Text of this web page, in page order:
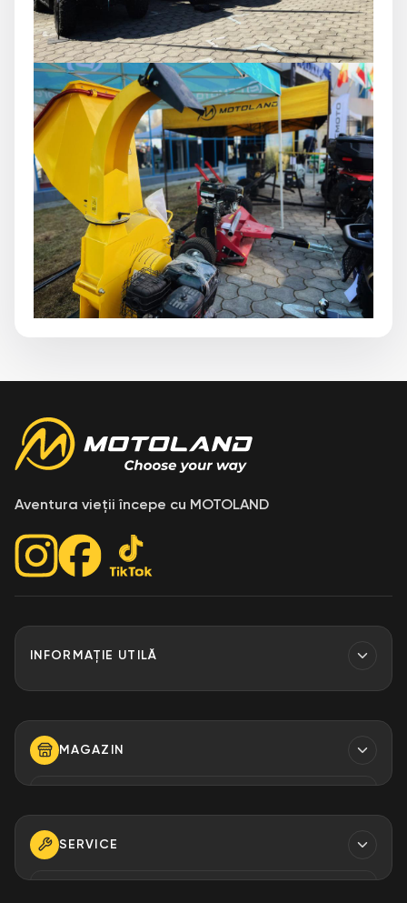
Aventura vieții începe cu MOTOLAND
INFORMAȚIE UTILĂ
Despre Noi
MAGAZIN
+373 79 923 304
+373 79 923 306
SERVICE